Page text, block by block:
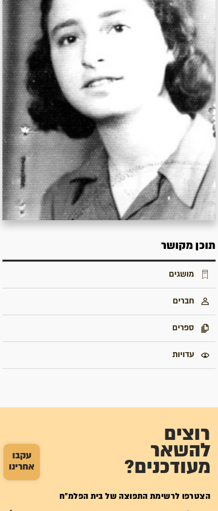
עקבו
אחרינו
תוכן מקושר
מושגים
חברים
ספרים
עדויות
רוצים
להשאר
מעודכנים?
הצטרפו לרשימת התפוצה של בית הפלמ"ח